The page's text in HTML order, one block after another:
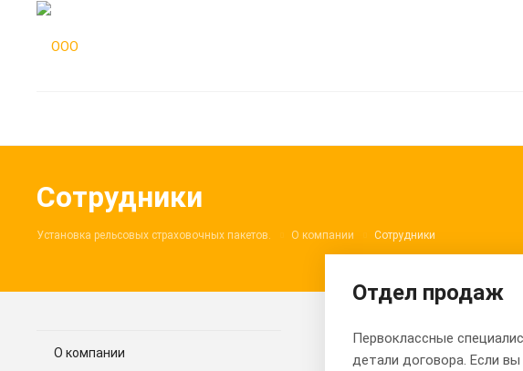
Сотрудники
Установка рельсовых страховочных пакетов. О компании Сотрудники
Отдел продаж
Первоклассные
детали договора. Если
О компании